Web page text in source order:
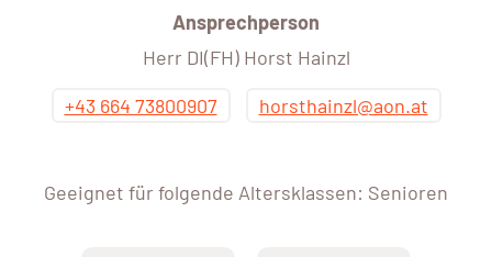
Ansprechperson
Herr DI(FH) Horst Hainzl
+43 664 73800907
horsthainzl@aon.at
Geeignet für folgende Altersklassen: Senioren